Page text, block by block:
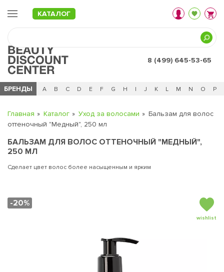
КАТАЛОГ
8 (499) 645-53-65
БРЕНДЫ
Ч 0 - 9 A B C D E F G H I J K L M N O P
Главная Каталог Уход за волосами
Бальзам для волос
оттеночный "Медный", 250 мл
БАЛЬЗАМ ДЛЯ ВОЛОС ОТТЕНОЧНЫЙ "МЕДНЫЙ",
250 МЛ
Сделает цвет волос более насыщенным и ярким
-20%
wishlist